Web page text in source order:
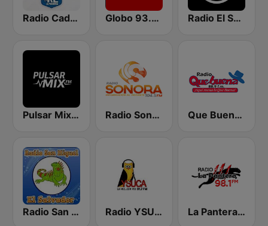
Radio Cadena YSKL La Poderosa Globo 93.3 FM Radio El Salvador | 96.9 FM
Pulsar Mix FM Radio Sonora 104.5 FM Que Buena 88.9 FM
Radio San Miguel El Salvador Radio YSUCA 91.7 FM La Pantera 98.1 FM